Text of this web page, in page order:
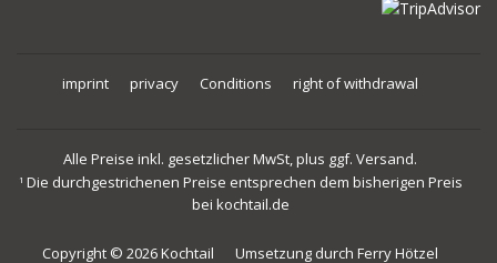
imprint privacy Conditions right of withdrawal
Alle Preise inkl. gesetzlicher MwSt, plus ggf. Versand.
1 Die durchgestrichenen Preise entsprechen dem bisherigen Preis
bei kochtail.de
Copyright © 2026Kochtail Umsetzung durch Ferry Hötzel